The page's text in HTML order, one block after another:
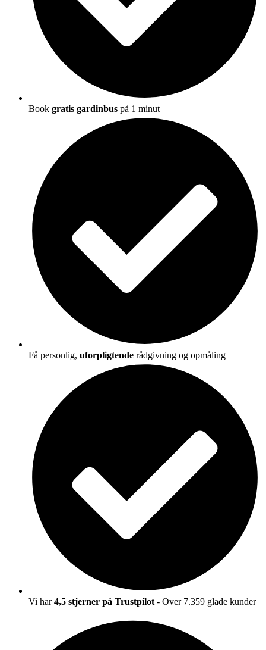
Book gratis gardinbus på 1 minut
Få personlig, uforpligtende rådgivning og opmåling
Vi har4,5 stjerner på Trustpilot - Over 7.359 glade kunder